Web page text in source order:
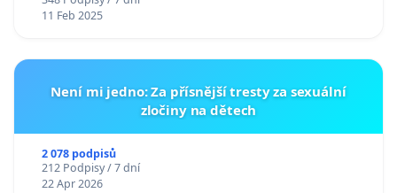
11 Feb 2025
Není mi jedno: Za přísnější tresty za sexuální
zločiny na dětech
2 078 podpisů
212 Podpisy / 7 dní
22 Apr 2026